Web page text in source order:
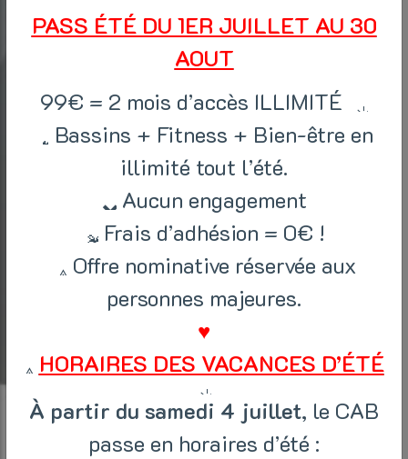
PASS ÉTÉ DU 1ER JUILLET AU 30
AOUT
99€ = 2 mois d’accès ILLIMITÉ
Bassins + Fitness + Bien-être en
illimité tout l’été.
Aucun engagement
Frais d’adhésion = 0€ !
Offre nominative réservée aux
personnes majeures.
♥
HORAIRES DES VACANCES D’ÉTÉ
À partir du samedi 4 juillet, le CAB
passe en horaires d’été :